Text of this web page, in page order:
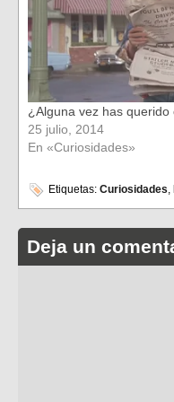
¿Alguna vez has querido
25 julio, 2014
En «Curiosidades»
Etiquetas: Curiosidades,
Deja un